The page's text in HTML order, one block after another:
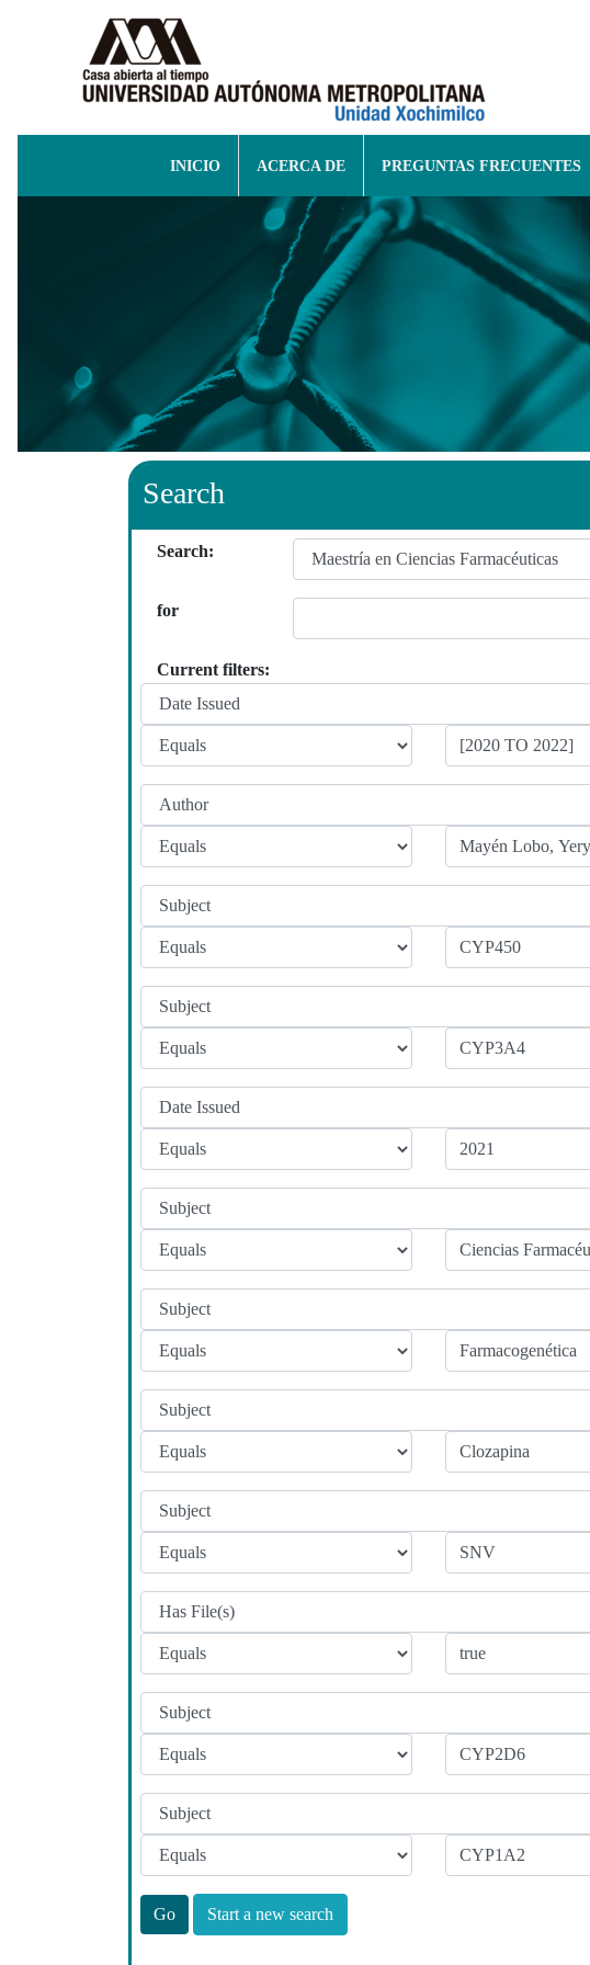
INICIO ACERCA DE PREGUNTAS FRECUENTES
Search
Search:
for
Current filters:
Start a new search